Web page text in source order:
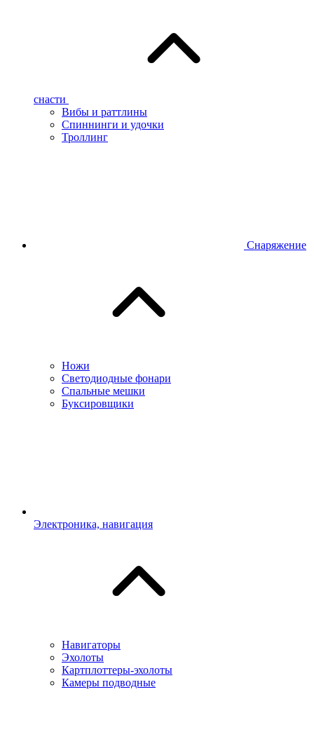
снасти
Вибы и раттлины
Спиннинги и удочки
Троллинг
Снаряжение
Ножи
Светодиодные фонари
Спальные мешки
Буксировщики
Электроника, навигация
Навигаторы
Эхолоты
Картплоттеры-эхолоты
Камеры подводные